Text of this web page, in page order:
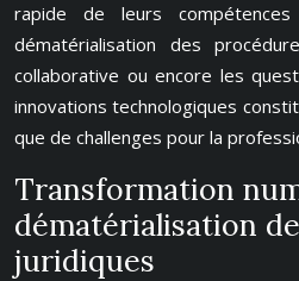
rapide de leurs
dématérialisation des
collaborative ou encore les
innovations technologiques
que de challenges pour la
Transformation
dématérialisation
juridiques